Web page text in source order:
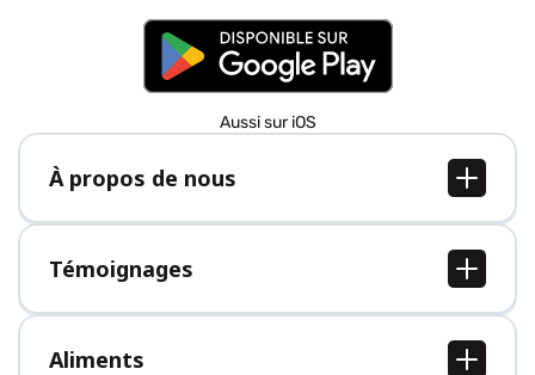
Aussi sur iOS
À propos de nous
À propos de nous
Postes
Presse
Témoignages
Tous les témoignages
Aliments